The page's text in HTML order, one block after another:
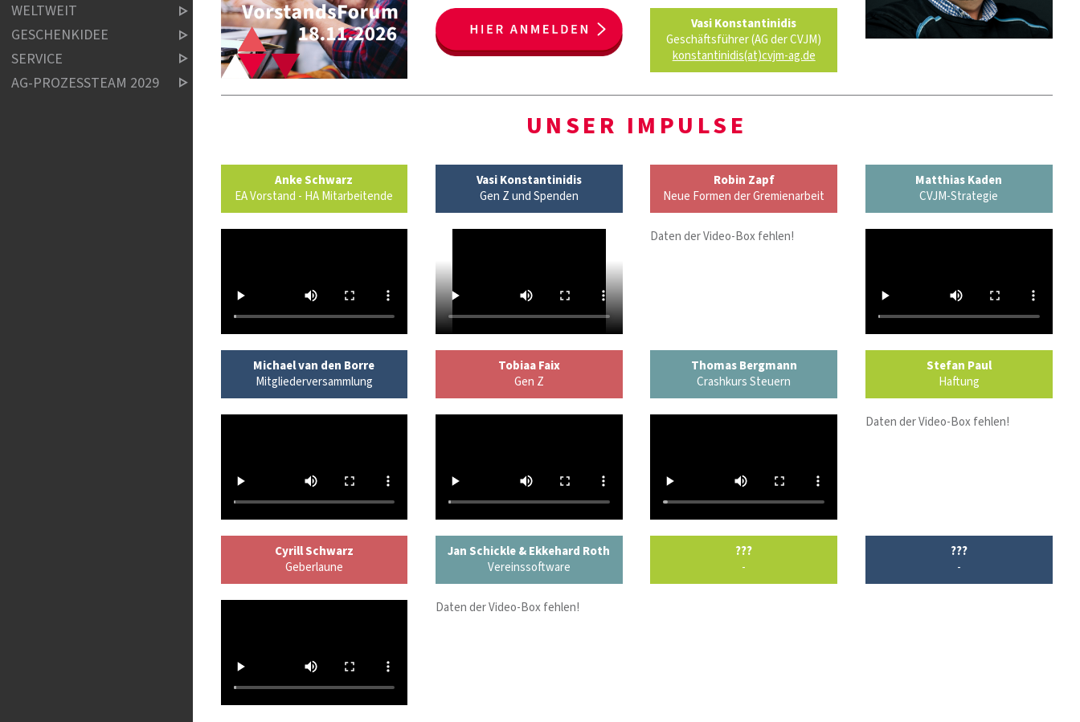
Vasi Konstantinidis
Geschäftsführer (AG der CVJM)
konstantinidis(at)cvjm-ag.de
UNSER IMPULSE
Anke Schwarz
EA Vorstand - HA Mitarbeitende
Michael van den Borre
Mitgliederversammlung
Cyrill Schwarz
Geberlaune
Vasi Konstantinidis
Gen Z und Spenden
Tobiaa Faix
Gen Z
Jan Schickle & Ekkehard Roth
Vereinssoftware
Daten der Video-Box fehlen!
Robin Zapf
Neue Formen der Gremienarbeit
Daten der Video-Box fehlen!
Thomas Bergmann
Crashkurs Steuern
???
-
Matthias Kaden
CVJM-Strategie
Stefan Paul
Haftung
Daten der Video-Box fehlen!
???
-
WELTWEIT
GESCHENKIDEE
SERVICE
AG-PROZESSTEAM 2029